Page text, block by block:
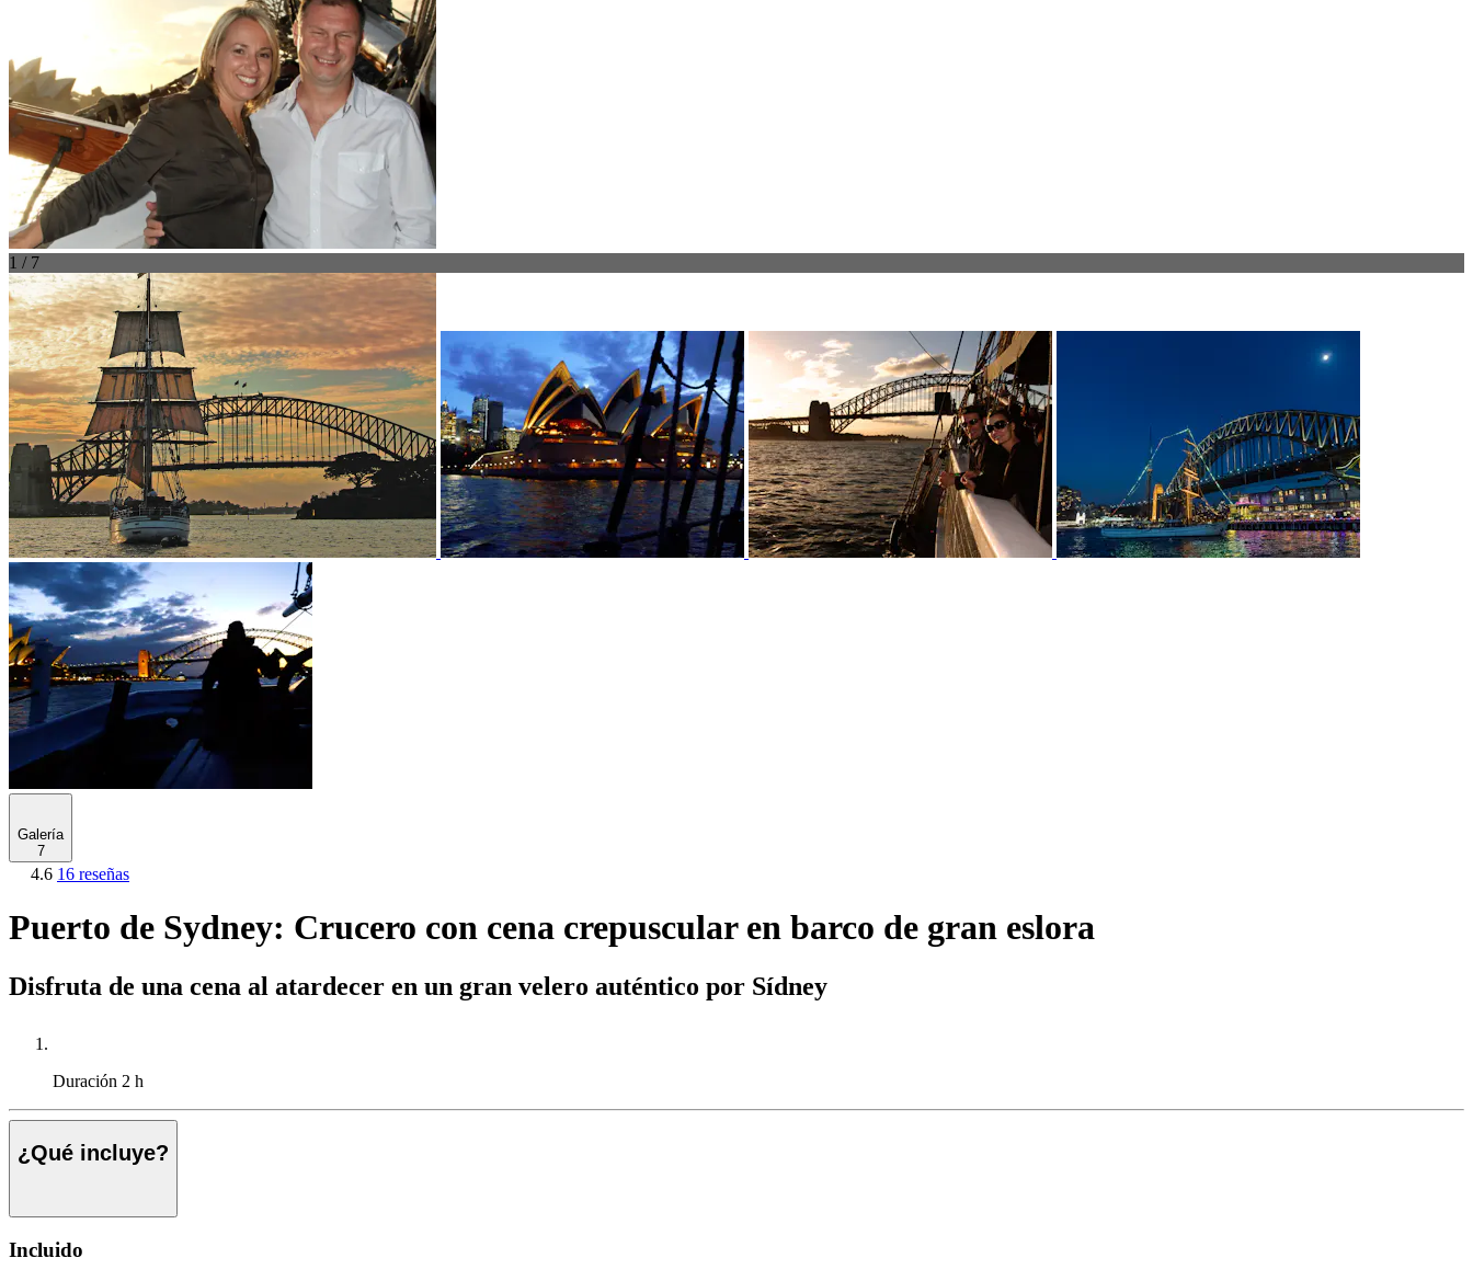
1 / 7
Galería
7
4.6 16 reseñas
Puerto de Sydney: Crucero con cena crepuscular en barco de gran eslora
Disfruta de una cena al atardecer en un gran velero auténtico por Sídney
Duración 2 h
¿Qué incluye?
Incluido